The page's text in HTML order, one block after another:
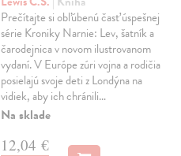
Prečítajte si obľúbenú časť úspešnej
série Kroniky Narnie: Lev, šatník a
čarodejnica v novom ilustrovanom
vydaní. V Európe zúri vojna a rodičia
posielajú svoje deti z Londýna na
vidiek, aby ich chránili…
Na sklade
12,04 €